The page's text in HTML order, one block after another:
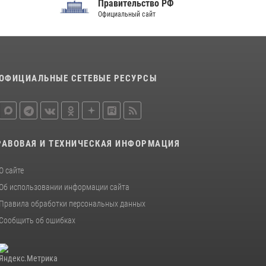
благодарственном молебне в День Крещения
28 июля 2026, 13:17 4
105-летие
Правительство РФ
Официальный сайт
СЕТЕВЫЕ РЕСУРСЫ
И ТЕХНИЧЕСКАЯ ИНФОРМАЦИЯ
О сайте
Об использовании информации сайта
Правила обработки персональных данных
Сообщить об ошибках